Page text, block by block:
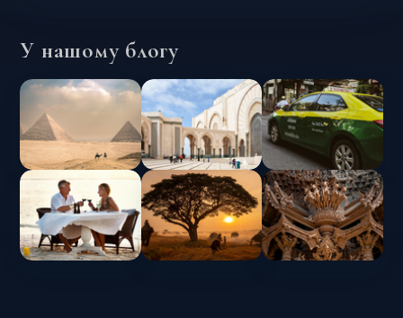
У нашому блогу